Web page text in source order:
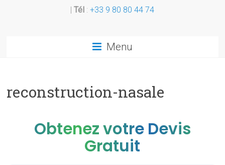
|Tél :+33 9 80 80 44 74
Menu
reconstruction-nasale
Obtenez votre Devis
Gratuit